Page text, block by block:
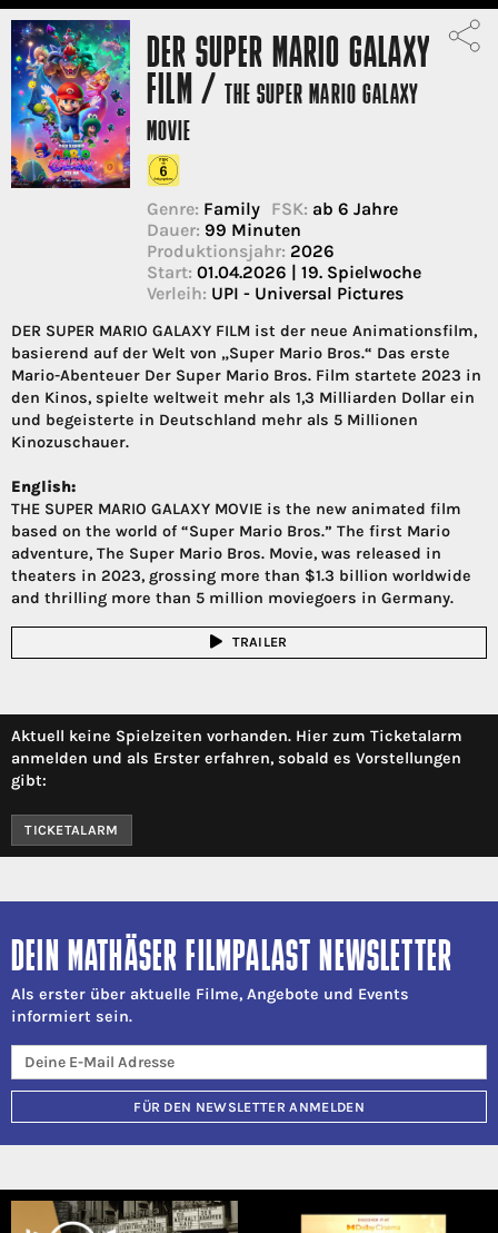
DER SUPER MARIO GALAXY
FILM / THE SUPER MARIO GALAXY
MOVIE
Genre: Family FSK: ab 6 Jahre
Dauer: 99 Minuten
Produktionsjahr: 2026
Start: 01.04.2026 | 19. Spielwoche
Verleih: UPI - Universal Pictures
DER SUPER MARIO GALAXY FILM ist der neue Animationsfilm,
basierend auf der Welt von „Super Mario Bros.“ Das erste
Mario-Abenteuer Der Super Mario Bros. Film startete 2023 in
den Kinos, spielte weltweit mehr als 1,3 Milliarden Dollar ein
und begeisterte in Deutschland mehr als 5 Millionen
Kinozuschauer.
English:
THE SUPER MARIO GALAXY MOVIE is the new animated film
based on the world of “Super Mario Bros.” The first Mario
adventure, The Super Mario Bros. Movie, was released in
theaters in 2023, grossing more than $1.3 billion worldwide
and thrilling more than 5 million moviegoers in Germany.
TRAILER
Aktuell keine Spielzeiten vorhanden. Hier zum Ticketalarm
anmelden und als Erster erfahren, sobald es Vorstellungen
gibt:
TICKETALARM
DEIN MATHÄSER FILMPALAST NEWSLETTER
Als erster über aktuelle Filme, Angebote und Events
informiert sein.
FÜR DEN NEWSLETTER ANMELDEN